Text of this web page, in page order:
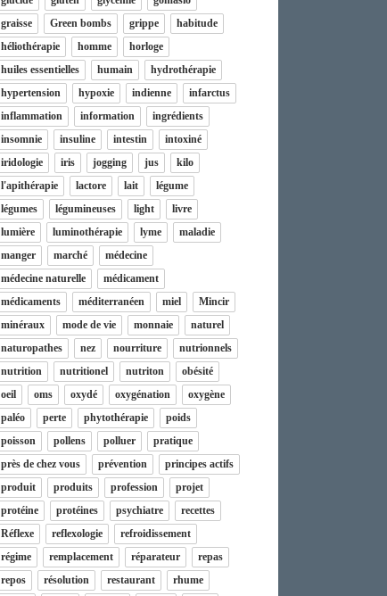
graisse
Green bombs grippe
habitude
héliothérapie
homme
horloge
huiles essentielles
humain
hydrothérapie
hypertension
hypoxie indienne
infarctus
inflammation
information
ingrédients
insomnie
insuline intestin
intoxiné
iridologie
iris jogging jus
kilo
l'apithérapie
lactore lait
légume
légumes
légumineuses light
livre
lumière
luminothérapie lyme
maladie
manger
marché
médecine
médecine naturelle
médicament
médicaments
méditerranéen miel
Mincir
minéraux
mode de vie monnaie
naturel
naturopathes
nez nourriture
nutrionnels
nutrition
nutritionel nutriton
obésité
oeil
oms oxydé oxygénation
oxygène
paléo
perte phytothérapie
poids
poisson
pollens polluer
pratique
près de chez vous
prévention
principes actifs
produit
produits profession
projet
protéine
protéines psychiatre
recettes
Réflexe
reflexologie
refroidissement
régime
remplacement réparateur
repas
repos
résolution restaurant
rhume